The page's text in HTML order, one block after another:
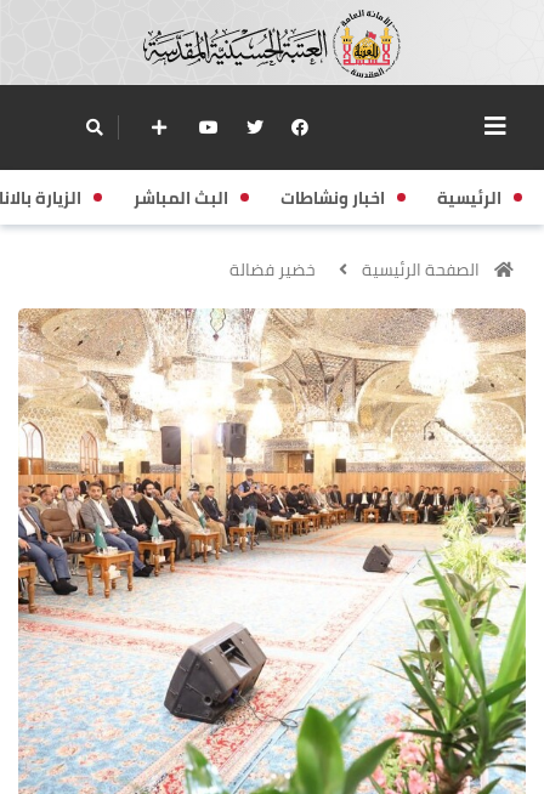
الرئيسية اخبار ونشاطات البث المباشر الزيارة
الصفحة الرئيسية خضير فضالة